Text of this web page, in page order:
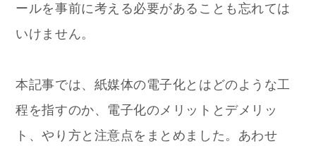
ールを事前に考える必要があることも忘れては
いけません。
本記事では、紙媒体の電子化とはどのような工
程を指すのか、電子化のメリットとデメリッ
ト、やり方と注意点をまとめました。あわせ